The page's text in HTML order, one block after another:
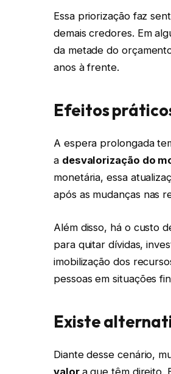
Essa priorização faz
demais credores. Em
da metade do
anos à frente.
Efeitos
A espera prolongada
a desvalorização do
monetária, essa
após as mudanças nas
Além disso, há o custo
para quitar dívidas,
imobilização dos
pessoas em situações
Existe
Diante desse cenário,